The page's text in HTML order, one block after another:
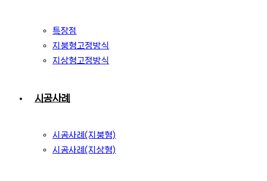
특장점
지붕형고정방식
지상형고정방식
시공사례
시공사례(지붕형)
시공사례(지상형)